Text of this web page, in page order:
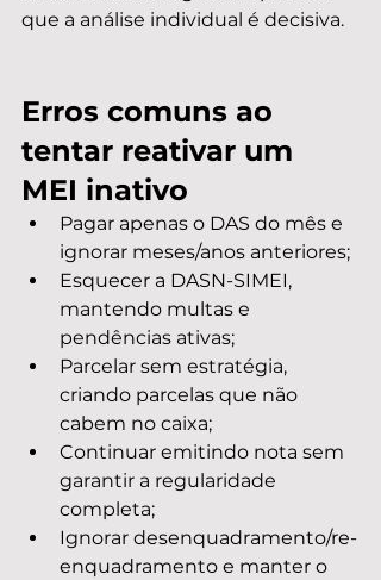
que a análise individual é decisiva.
Erros comuns ao
tentar reativar um
MEI inativo
Pagar apenas o DAS do mês e
ignorar meses/anos anteriores;
Esquecer a DASN-SIMEI,
mantendo multas e
pendências ativas;
Parcelar sem estratégia,
criando parcelas que não
cabem no caixa;
Continuar emitindo nota sem
garantir a regularidade
completa;
Ignorar desenquadramento/re-
enquadramento e manter o